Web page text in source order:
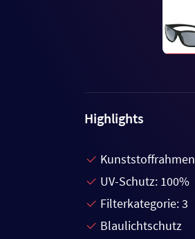
Highlights
Kunststoffrahmen
UV-Schutz: 100%
Filterkategorie: 3
Blaulichtschutz